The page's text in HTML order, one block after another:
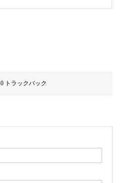
INTERVIEWS
瑞乃書房の舞台裏
CONTACT
お問い合わせ
0 トラックバック